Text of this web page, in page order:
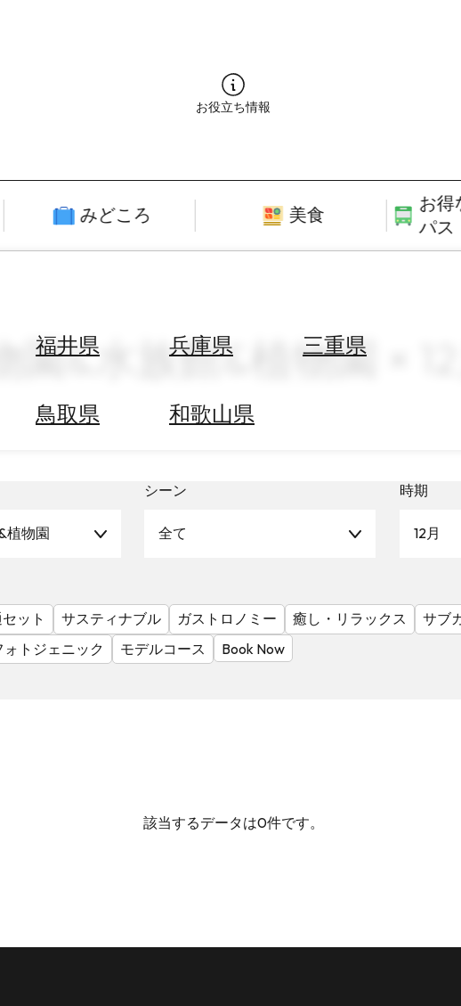
お役立ち情報
みどころ 美食
お得
パス
福井県 兵庫県 三重県
鳥取県 和歌山県
園&水族館&植物園 ×
植物園
シーン
全て
時期
12月
ット サスティナブル ガストロノミー 癒し・リラックス
サブ
ォトジェニック モデルコース Book Now
該当するデータは0件です。